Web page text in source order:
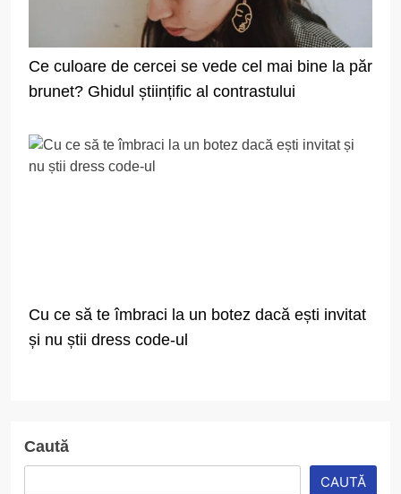
Ce culoare de cercei se vede cel mai bine la păr
brunet? Ghidul științific al contrastului
Cu ce să te îmbraci la un botez dacă ești invitat
și nu știi dress code-ul
Caută
CAUTĂ